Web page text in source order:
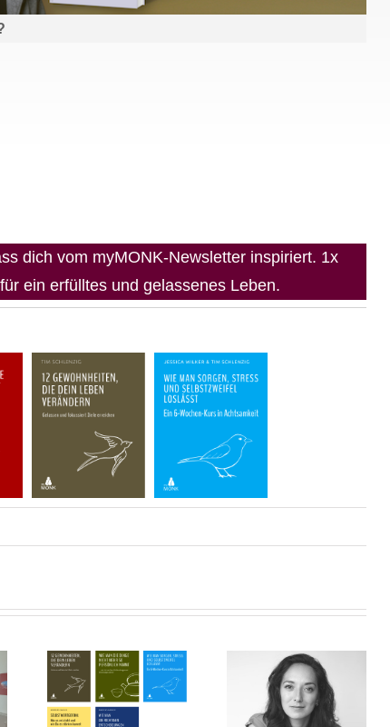
dich vom myMONK-Newsletter inspiriert. 1x
ein erfülltes und gelassenes Leben.